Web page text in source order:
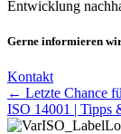
Entwicklung
Gerne informieren
Kontakt
Posts
navigation
← Letzte Chance
ISO 14001 | Tipps